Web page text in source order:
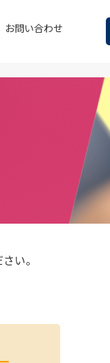
お問い合わせ
い。